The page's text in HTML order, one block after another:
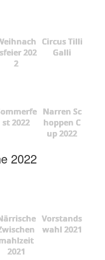
202
2
Circus Tilli
Galli
st 2022
Narren Sc
hoppen C
up 2022
2022
2021
Vorstands
wahl 2021